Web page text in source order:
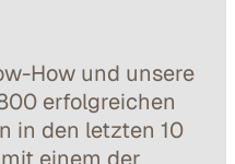
How und unsere
erfolgreichen
in den letzten 10